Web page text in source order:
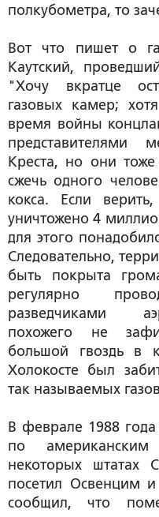
полкубометра, то
Вот что пишет о
Каутский,
"Хочу вкратце
газовых камер;
время войны
представителями
Креста, но они
сжечь одного
кокса. Если
уничтожено 4
для этого
Следовательно,
быть покрыта
регулярно
разведчиками
похожего не
большой гвоздь в
Холокосте был
так называемых
В феврале 1988
по
некоторых штатах
посетил Освенцим
сообщил, что